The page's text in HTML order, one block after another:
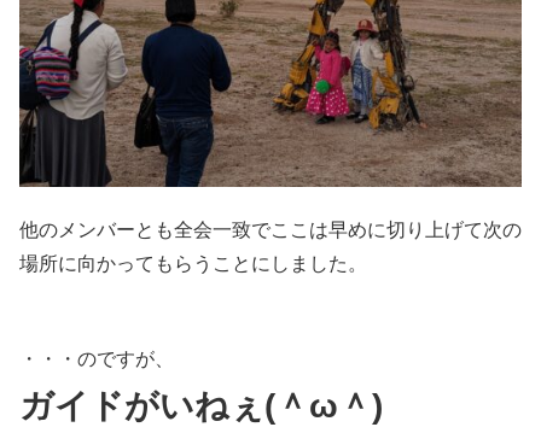
他のメンバーとも全会一致でここは早めに切り上げて次の
場所に向かってもらうことにしました。
・・・のですが、
ガイドがいねぇ(＾ω＾)